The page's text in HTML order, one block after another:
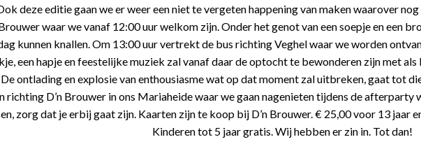
deze editie gaan we er weer een niet te vergeten happening van maken waarover
waar we vanaf 12:00 uur welkom zijn. Onder het genot van een soepje en een
kunnen knallen. Om 13:00 uur vertrekt de bus richting Veghel waar we worden
een hapje en feestelijke muziek zal vanaf daar de optocht te bewonderen zijn met
ontlading en explosie van enthousiasme wat op dat moment zal uitbreken, gaat tot
richting D’n Brouwer in ons Mariaheide waar we gaan nagenieten tijdens de
zorg dat je erbij gaat zijn. Kaarten zijn te koop bij D’n Brouwer. € 25,00 voor 13 jaar
Kinderen tot 5 jaar gratis. Wij hebben er zin in. Tot dan!